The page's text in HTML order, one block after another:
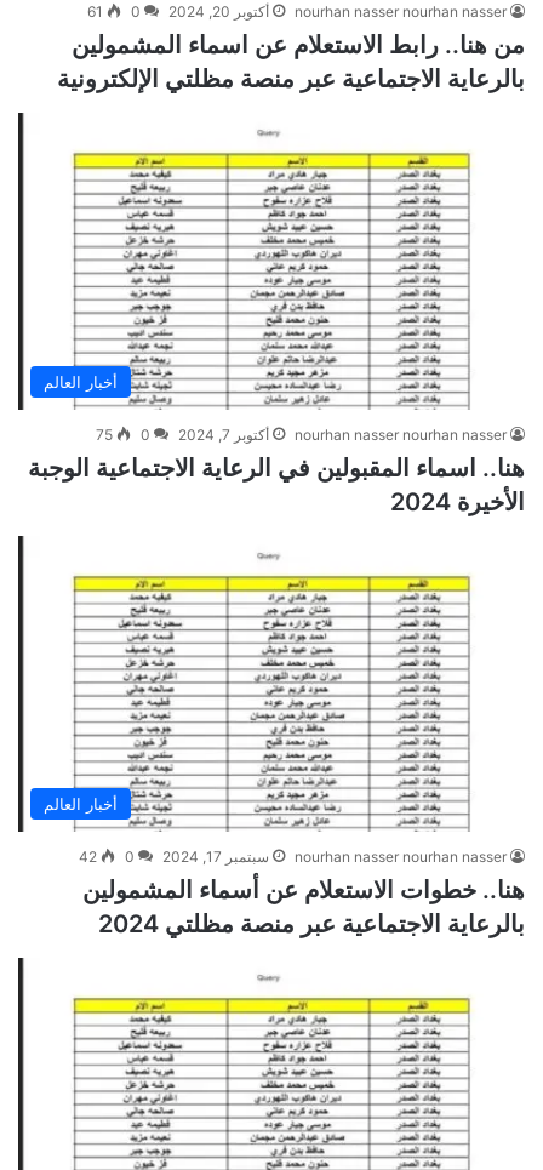
nourhan nasser nourhan nasser أكتوبر 20, 2024 0
61
من هنا.. رابط الاستعلام عن اسماء المشمولين
بالرعاية الاجتماعية عبر منصة مظلتي الإلكترونية
أخبار العالم
nourhan nasser nourhan nasser أكتوبر 7, 2024 0
75
هنا.. اسماء المقبولين في الرعاية الاجتماعية الوجبة
الأخيرة 2024
أخبار العالم
nourhan nasser nourhan nasser سبتمبر 17, 2024 0
42
هنا.. خطوات الاستعلام عن أسماء المشمولين
بالرعاية الاجتماعية عبر منصة مظلتي 2024